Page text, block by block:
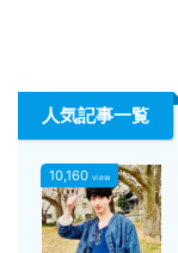
人気記事一覧
10,160 view